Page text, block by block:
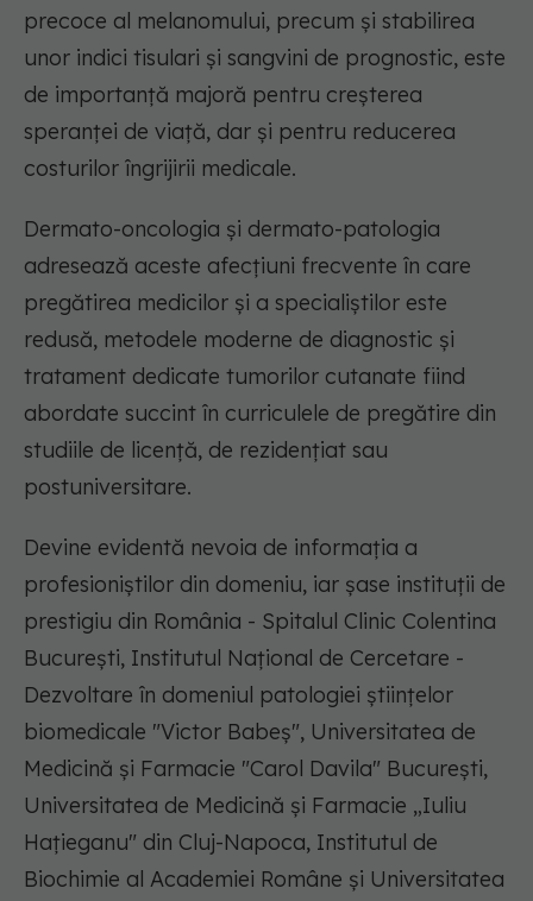
precoce al melanomului, precum și stabilirea
unor indici tisulari și sangvini de prognostic, este
de importanță majoră pentru creșterea
speranței de viață, dar și pentru reducerea
costurilor îngrijirii medicale.
Dermato-oncologia și dermato-patologia
adresează aceste afecțiuni frecvente în care
pregătirea medicilor și a specialiștilor este
redusă, metodele moderne de diagnostic și
tratament dedicate tumorilor cutanate fiind
abordate succint în curriculele de pregătire din
studiile de licență, de rezidențiat sau
postuniversitare.
Devine evidentă nevoia de informația a
profesioniștilor din domeniu, iar șase instituții de
prestigiu din România - Spitalul Clinic Colentina
București, Institutul Național de Cercetare -
Dezvoltare în domeniul patologiei științelor
biomedicale "Victor Babeș", Universitatea de
Medicină și Farmacie "Carol Davila" București,
Universitatea de Medicină și Farmacie „Iuliu
Hațieganu" din Cluj-Napoca, Institutul de
Biochimie al Academiei Române și Universitatea